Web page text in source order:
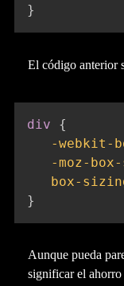
}
El código anterior
div
{
-webkit-
-moz-
box-
}
Aunque pueda
significar el ahorro